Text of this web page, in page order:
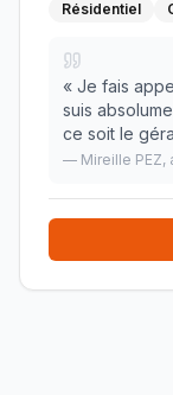
Résidentiel
« Je fais
suis
ce soit le
— Mireille PEZ,